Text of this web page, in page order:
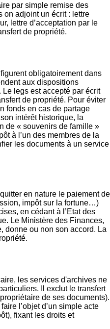
par simple remise des
on adjoint un écrit : lettre
lettre d’acceptation par le
de propriété.
obligatoirement dans
aux dispositions
legs est accepté par écrit
de propriété. Pour éviter
fonds en cas de partage
intérêt historique, la
de « souvenirs de famille »
à l’un des membres de la
les documents à un service
en nature le paiement de
impôt sur la fortune…)
en cédant à l’Etat des
Le Ministère des Finances,
donne ou non son accord. La
les services d'archives ne
Il exclut le transfert
de ses documents).
l’objet d’un simple acte
fixant les droits et